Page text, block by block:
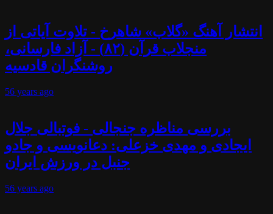
انتشار آهنگ «گلاب» شاهرخ - تلاوت آیاتی از
منجلاب قرآن (۸۲) - آزاد فارسانی،
روشنگران قادسیه
56 years ago
بررسی مناظره جنجالی - فوتبالی جلال
ایجادی و مهدی خزعلی: دعانویسی و جادو
جنبل در ورزش ایران
56 years ago